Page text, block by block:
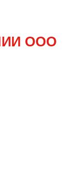
ООО